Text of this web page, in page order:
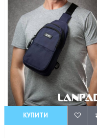
КУПИТИ